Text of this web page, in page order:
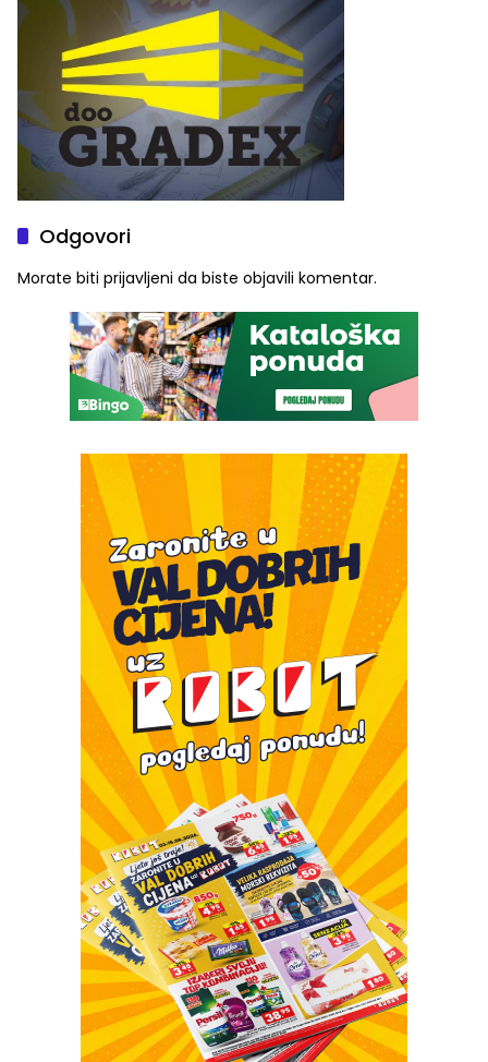
Odgovori
Morate biti prijavljeni da biste objavili komentar.